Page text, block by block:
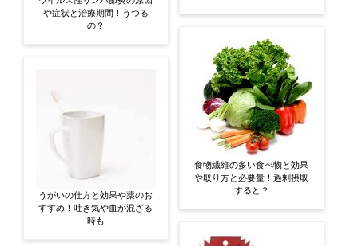
や症状と治療期間！うつる
の？
うがいの仕方と効果や薬のお
すすめ！吐き気や血が混ざる
時も
食物繊維の多い食べ物と効果
や取り方と必要量！過剰摂取
すると？